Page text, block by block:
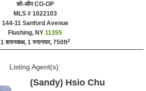
को-ऑप CO-OP
MLS # 1022103
‎144-11 Sanford Avenue
Flushing, NY 11355
1 शयनकक्ष, 1 स्नानघर, 750ft2
Listing Agent(s):‎
(Sandy) Hsio Chu